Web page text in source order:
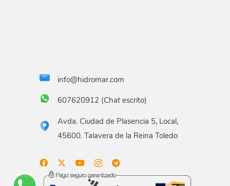
info@hidromar.com
607620912 (Chat escrito)
Avda. Ciudad de Plasencia 5, Local,
45600. Talavera de la Reina Toledo